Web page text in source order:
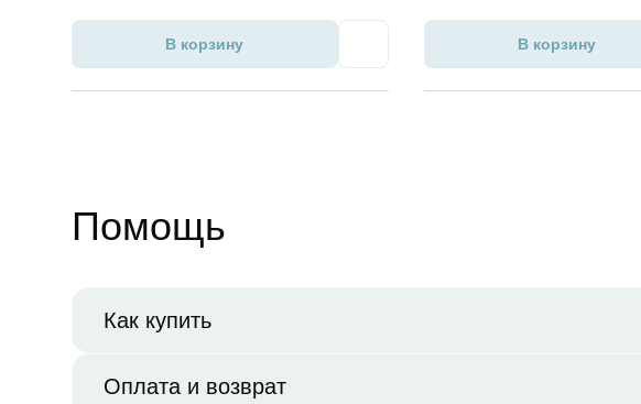
В корзину В корзину
Помощь
Как купить
Оплата и возврат